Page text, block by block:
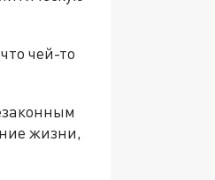
чей-то
жизни,